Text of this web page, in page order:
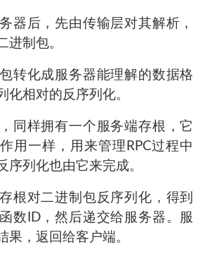
器后，先由传输层对其解析，
进制包。
转化成服务器能理解的数据格
化相对的反序列化。
同样拥有一个服务端存根，它
用一样，用来管理RPC过程中
序列化也由它来完成。
根对二进制包反序列化，得到
数ID，然后递交给服务器。服
果，返回给客户端。